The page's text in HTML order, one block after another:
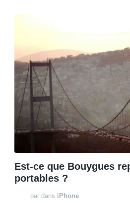
Est-ce que Bouygues
portables ?
par dans iPhone